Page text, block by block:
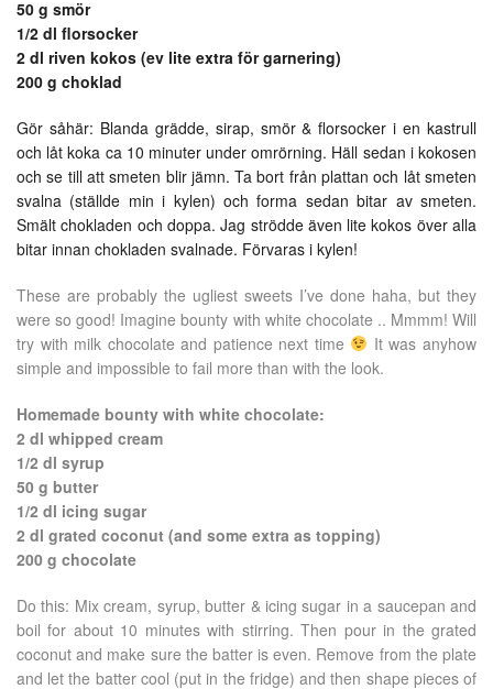
50 g smör
1/2 dl florsocker
2 dl riven kokos (ev lite extra för garnering)
200 g choklad
Gör såhär: Blanda grädde, sirap, smör & florsocker i en kastrull
och låt koka ca 10 minuter under omrörning. Häll sedan i kokosen
och se till att smeten blir jämn. Ta bort från plattan och låt smeten
svalna (ställde min i kylen) och forma sedan bitar av smeten.
Smält chokladen och doppa. Jag strödde även lite kokos över alla
bitar innan chokladen svalnade. Förvaras i kylen!
These are probably the ugliest sweets I’ve done haha, but they
were so good! Imagine bounty with white chocolate .. Mmmm! Will
try with milk chocolate and patience next time
It was anyhow
simple and impossible to fail more than with the look.
Homemade bounty with white chocolate:
2 dl whipped cream
1/2 dl syrup
50 g butter
1/2 dl icing sugar
2 dl grated coconut (and some extra as topping)
200 g chocolate
Do this: Mix cream, syrup, butter & icing sugar in a saucepan and
boil for about 10 minutes with stirring. Then pour in the grated
coconut and make sure the batter is even. Remove from the plate
and let the batter cool (put in the fridge) and then shape pieces of